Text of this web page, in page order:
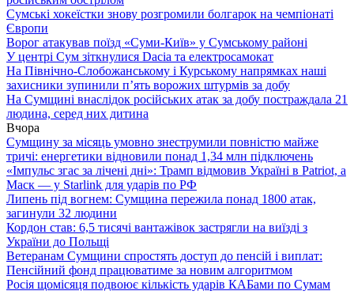
Сумські хокеїстки знову розгромили болгарок на чемпіонаті
Європи
Ворог атакував поїзд «Суми-Київ» у Сумському районі
У центрі Сум зіткнулися Dacia та електросамокат
На Північно-Слобожанському і Курському напрямках наші
захисники зупинили п’ять ворожих штурмів за добу
На Сумщині внаслідок російських атак за добу постраждала 21
людина, серед них дитина
Вчора
Сумщину за місяць умовно знеструмили повністю майже
тричі: енергетики відновили понад 1,34 млн підключень
«Імпульс згас за лічені дні»: Трамп відмовив Україні в Patriot, а
Маск — у Starlink для ударів по РФ
Липень під вогнем: Сумщина пережила понад 1800 атак,
загинули 32 людини
Кордон став: 6,5 тисячі вантажівок застрягли на виїзді з
України до Польщі
Ветеранам Сумщини спростять доступ до пенсій і виплат:
Пенсійний фонд працюватиме за новим алгоритмом
Росія щомісяця подвоює кількість ударів КАБами по Сумам